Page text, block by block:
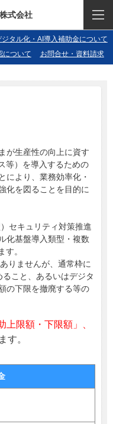
式会社
ジタル化・AI導入補助金について
について お問合せ・資料請求
が生産性の向上に資す
等）を導入するための
により、業務効率化・
化を図ることを目的に
セキュリティ対策推進
化基盤導入類型・複数
。
りませんが、通常枠に
こと、あるいはデジタ
の下限を撤廃する等の
上限額・下限額」、
す。